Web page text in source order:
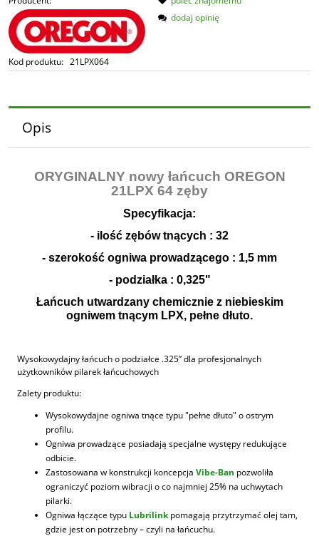
Kod produktu: 21LPX064
dodaj opinię
Opis
ORYGINALNY nowy łańcuch OREGON
21LPX 64 zęby
Specyfikacja:
- ilość zębów tnących : 32
- szerokość ogniwa prowadzącego : 1,5 mm
- podziałka : 0,325"
Łańcuch utwardzany chemicznie z niebieskim
ogniwem tnącym LPX, pełne dłuto.
Wysokowydajny łańcuch o podziałce .325” dla profesjonalnych
użytkowników pilarek łańcuchowych
Zalety produktu:
Wysokowydajne ogniwa tnące typu "pełne dłuto" o ostrym
profilu.
Ogniwa prowadzące posiadają specjalne występy redukujące
odbicie.
Zastosowana w konstrukcji koncepcja Vibe-Ban pozwoliła
ograniczyć poziom wibracji o co najmniej 25% na uchwytach
pilarki.
Ogniwa łączące typu Lubrilinkpomagają przytrzymać olej tam,
gdzie jest on potrzebny – czyli na łańcuchu.